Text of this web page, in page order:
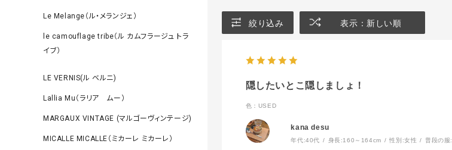
Le Melange（ル・メランジェ）
le camouflage tribe（ル カムフラージュ トラ
イブ）
LE VERNIS(ル ベルニ)
Lallia Mu（ラリア ムー）
MARGAUX VINTAGE (マルゴーヴィンテージ)
MICALLE MICALLE（ミカーレ ミカーレ）
絞り込み 表示：新しい順
隠したいとこ隠しましょ！
色：USED
kana desu
年代:40代 身長:160～164cm 性別:女性 普段の服: